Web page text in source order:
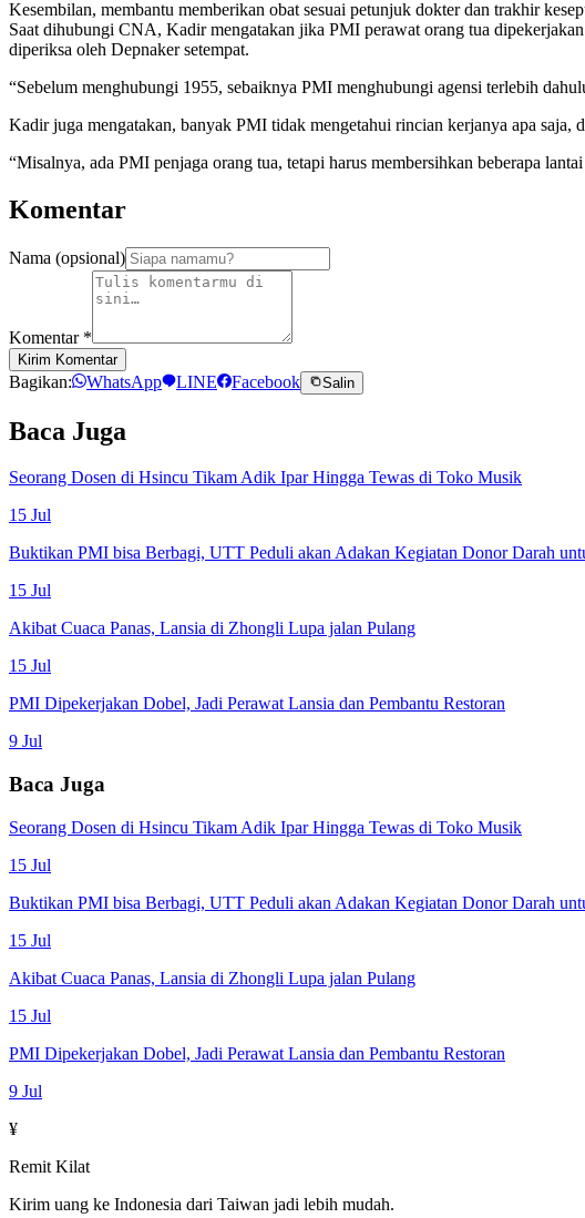
Kesembilan, membantu memberikan obat sesuai petunjuk dokter dan trakhir
Saat dihubungi CNA, Kadir mengatakan jika PMI perawat orang tua
diperiksa oleh Depnaker setempat.
“Sebelum menghubungi 1955, sebaiknya PMI menghubungi agensi terlebih
Kadir juga mengatakan, banyak PMI tidak mengetahui rincian kerjanya apa saja,
“Misalnya, ada PMI penjaga orang tua, tetapi harus membersihkan beberapa
Komentar
Nama (opsional)
Komentar *
Kirim Komentar
Bagikan: WhatsApp LINE Facebook Salin
Baca Juga
Seorang Dosen di Hsincu Tikam Adik Ipar Hingga Tewas di Toko Musik
15 Jul
Buktikan PMI bisa Berbagi, UTT Peduli akan Adakan Kegiatan Donor Darah
15 Jul
Akibat Cuaca Panas, Lansia di Zhongli Lupa jalan Pulang
15 Jul
PMI Dipekerjakan Dobel, Jadi Perawat Lansia dan Pembantu Restoran
9 Jul
Baca Juga
Seorang Dosen di Hsincu Tikam Adik Ipar Hingga Tewas di Toko Musik
15 Jul
Buktikan PMI bisa Berbagi, UTT Peduli akan Adakan Kegiatan Donor Darah
15 Jul
Akibat Cuaca Panas, Lansia di Zhongli Lupa jalan Pulang
15 Jul
PMI Dipekerjakan Dobel, Jadi Perawat Lansia dan Pembantu Restoran
9 Jul
¥
Remit Kilat
Kirim uang ke Indonesia dari Taiwan jadi lebih mudah.